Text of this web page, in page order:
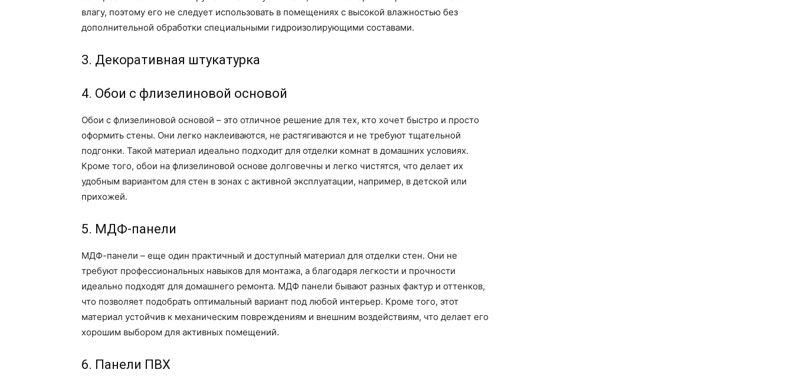
влагу, поэтому его не следует использовать в помещениях с высокой влажностью без
дополнительной обработки специальными гидроизолирующими составами.
3. Декоративная штукатурка
4. Обои с флизелиновой основой
Обои с флизелиновой основой – это отличное решение для тех, кто хочет быстро и просто
оформить стены. Они легко наклеиваются, не растягиваются и не требуют тщательной
подгонки. Такой материал идеально подходит для отделки комнат в домашних условиях.
Кроме того, обои на флизелиновой основе долговечны и легко чистятся, что делает их
удобным вариантом для стен в зонах с активной эксплуатации, например, в детской или
прихожей.
5. МДФ-панели
МДФ-панели – еще один практичный и доступный материал для отделки стен. Они не
требуют профессиональных навыков для монтажа, а благодаря легкости и прочности
идеально подходят для домашнего ремонта. МДФ панели бывают разных фактур и оттенков,
что позволяет подобрать оптимальный вариант под любой интерьер. Кроме того, этот
материал устойчив к механическим повреждениям и внешним воздействиям, что делает его
хорошим выбором для активных помещений.
6. Панели ПВХ